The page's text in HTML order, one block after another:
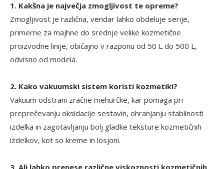
1. Kakšna je največja zmogljivost te opreme?
Zmogljivost je različna, vendar lahko obdeluje serije,
primerne za majhne do srednje velike kozmetične
proizvodne linije, običajno v razponu od 50 L do 500 L,
odvisno od modela.
2. Kako vakuumski sistem koristi kozmetiki?
Vakuum odstrani zračne mehurčke, kar pomaga pri
preprečevanju oksidacije sestavin, ohranjanju stabilnosti
izdelka in zagotavljanju bolj gladke teksture kozmetičnih
izdelkov, kot so kreme in losjoni.
3. Ali lahko prenese različne viskoznosti kozmetičnih